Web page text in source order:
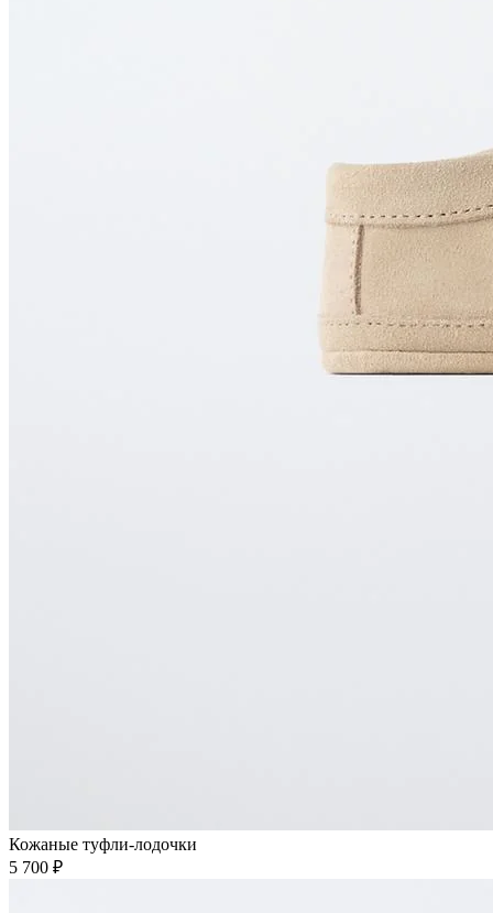
Кожаные туфли-лодочки
5 700 ₽